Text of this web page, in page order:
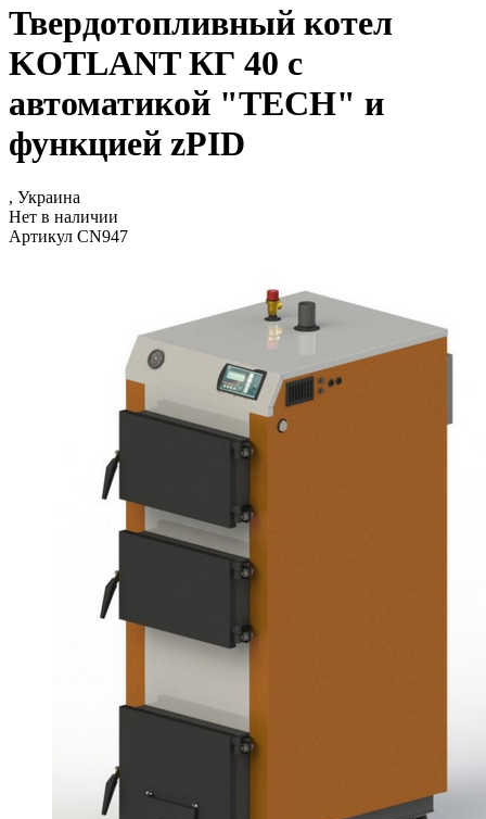
Твердотопливный котел
KOTLANT КГ 40 с
автоматикой "TECH" и
функцией zPID
, Украина
Нет в наличии
Артикул CN947